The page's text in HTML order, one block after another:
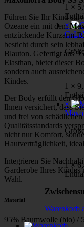
1 ×
×
1 ×
×
1 ×
Warenkorb
Führen Sie Ihr Kind
Ozeane ein mit dem
entzückende Kurzarm-
besticht durch sein
Blauton. Gefertigt aus
Elasthan, bietet dieser
sondern auch
Kindes.
Der Body erfüllt den
Ihnen versichert, dass
und frei von
Qualitätsstandards
nicht nur Komfort,
Hautverträglichkeit,
Integrieren Sie
Garderobe Ihres Kindes
Wahl.
Material
95% Baumwolle (bio) /